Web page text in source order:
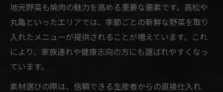
地元野菜も焼肉の魅力を高める重要な要素です。高松や
丸亀といったエリアでは、季節ごとの新鮮な野菜を取り
入れたメニューが提供されることが増えています。これ
により、家族連れや健康志向の方にも選ばれやすくなっ
ています。
素材選びの際は、信頼できる生産者からの直接仕入れ